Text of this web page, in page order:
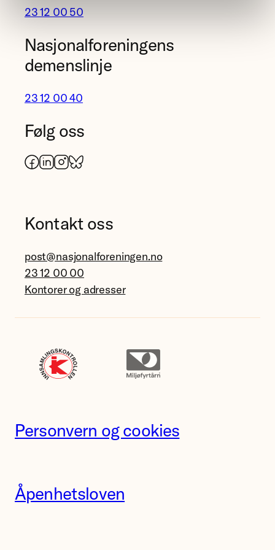
23 12 00 50
Nasjonalforeningens
demenslinje
23 12 00 40
Følg oss
Facebook
LinkedIn
Instagram
Bluesky
Kontakt oss
post@nasjonalforeningen.no
23 12 00 00
Kontorer og adresser
Personvern og cookies
Åpenhetsloven